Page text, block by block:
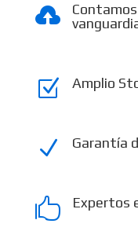

Z Amplio
N Garantía
 Expertos